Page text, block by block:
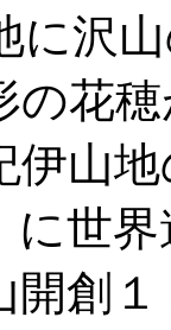
に沢
の花
伊山
に世
開創